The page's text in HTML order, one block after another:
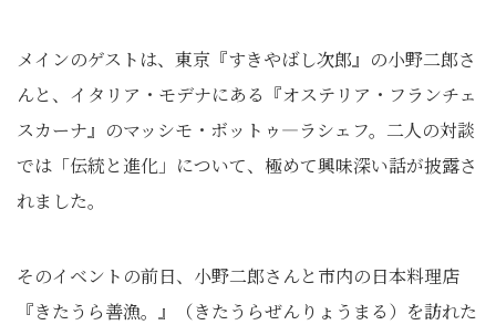
メインのゲストは、東京『すきやばし次郎』の小野二郎さ
んと、イタリア・モデナにある『オステリア・フランチェ
スカーナ』のマッシモ・ボットゥ―ラシェフ。二人の対談
では「伝統と進化」について、極めて興味深い話が披露さ
れました。
そのイベントの前日、小野二郎さんと市内の日本料理店
『きたうら善漁。』（きたうらぜんりょうまる）を訪れた